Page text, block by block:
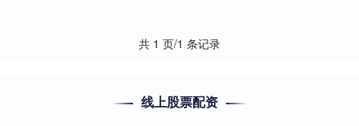
共 1 页/1 条记录
线上股票配资